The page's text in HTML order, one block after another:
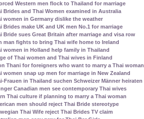
Western men flock to Thailand for marriage
Brides and Thai Women examined in Australia
women in Germany dislike the weather
Brides make UK and UK men No.1 for marriage
Bride sues Great Britain after marriage and visa row
man fights to bring Thai wife home to Ireland
women in Holland help family in Thailand
of Thai women and Thai wives in Finland
Thani for foreigners who want to marry a Thai woman
women snap up men for marriage in New Zealand
Frauen in Thailand suchen Schweizer Männer heiraten
Canadian men see contemporary Thai wives
Thai culture if planning to marry a Thai woman
men should reject Thai Bride stereotype
Thai Wife reject Thai Brides TV claim